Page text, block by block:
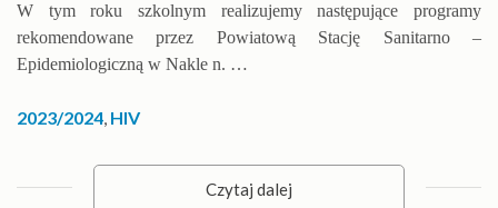
W tym roku szkolnym realizujemy następujące programy
rekomendowane przez Powiatową Stację Sanitarno –
Epidemiologiczną w Nakle n. …
2023/2024, HIV
Czytaj dalej